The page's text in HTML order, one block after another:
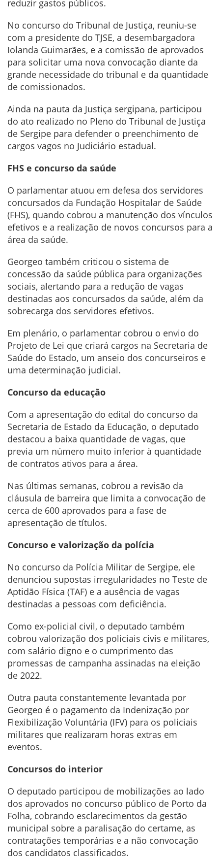
reduzir gastos públicos.
No concurso do Tribunal de Justiça, reuniu-se
com a presidente do TJSE, a desembargadora
Iolanda Guimarães, e a comissão de aprovados
para solicitar uma nova convocação diante da
grande necessidade do tribunal e da quantidade
de comissionados.
Ainda na pauta da Justiça sergipana, participou
do ato realizado no Pleno do Tribunal de Justiça
de Sergipe para defender o preenchimento de
cargos vagos no Judiciário estadual.
FHS e concurso da saúde
O parlamentar atuou em defesa dos servidores
concursados da Fundação Hospitalar de Saúde
(FHS), quando cobrou a manutenção dos vínculos
efetivos e a realização de novos concursos para a
área da saúde.
Georgeo também criticou o sistema de
concessão da saúde pública para organizações
sociais, alertando para a redução de vagas
destinadas aos concursados da saúde, além da
sobrecarga dos servidores efetivos.
Em plenário, o parlamentar cobrou o envio do
Projeto de Lei que criará cargos na Secretaria de
Saúde do Estado, um anseio dos concurseiros e
uma determinação judicial.
Concurso da educação
Com a apresentação do edital do concurso da
Secretaria de Estado da Educação, o deputado
destacou a baixa quantidade de vagas, que
previa um número muito inferior à quantidade
de contratos ativos para a área.
Nas últimas semanas, cobrou a revisão da
cláusula de barreira que limita a convocação de
cerca de 600 aprovados para a fase de
apresentação de títulos.
Concurso e valorização da polícia
No concurso da Polícia Militar de Sergipe, ele
denunciou supostas irregularidades no Teste de
Aptidão Física (TAF) e a ausência de vagas
destinadas a pessoas com deficiência.
Como ex-policial civil, o deputado também
cobrou valorização dos policiais civis e militares,
com salário digno e o cumprimento das
promessas de campanha assinadas na eleição
de 2022.
Outra pauta constantemente levantada por
Georgeo é o pagamento da Indenização por
Flexibilização Voluntária (IFV) para os policiais
militares que realizaram horas extras em
eventos.
Concursos do interior
O deputado participou de mobilizações ao lado
dos aprovados no concurso público de Porto da
Folha, cobrando esclarecimentos da gestão
municipal sobre a paralisação do certame, as
contratações temporárias e a não convocação
dos candidatos classificados.